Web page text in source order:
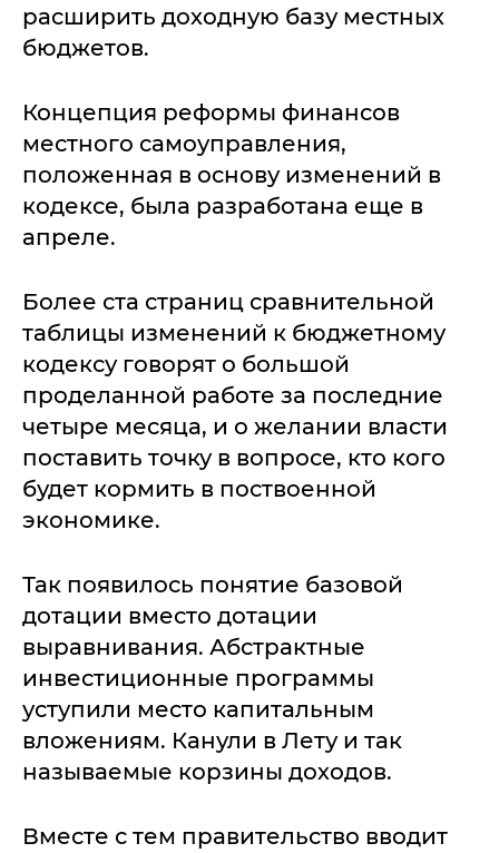
расширить доходную базу местных
бюджетов.
Концепция реформы финансов
местного самоуправления,
положенная в основу изменений в
кодексе, была разработана еще в
апреле.
Более ста страниц сравнительной
таблицы изменений к бюджетному
кодексу говорят о большой
проделанной работе за последние
четыре месяца, и о желании власти
поставить точку в вопросе, кто кого
будет кормить в поствоенной
экономике.
Так появилось понятие базовой
дотации вместо дотации
выравнивания. Абстрактные
инвестиционные программы
уступили место капитальным
вложениям. Канули в Лету и так
называемые корзины доходов.
Вместе с тем правительство вводит